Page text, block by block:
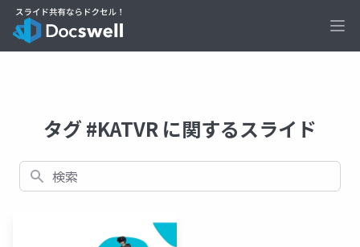
タグ #KATVR に関するスライド
検索